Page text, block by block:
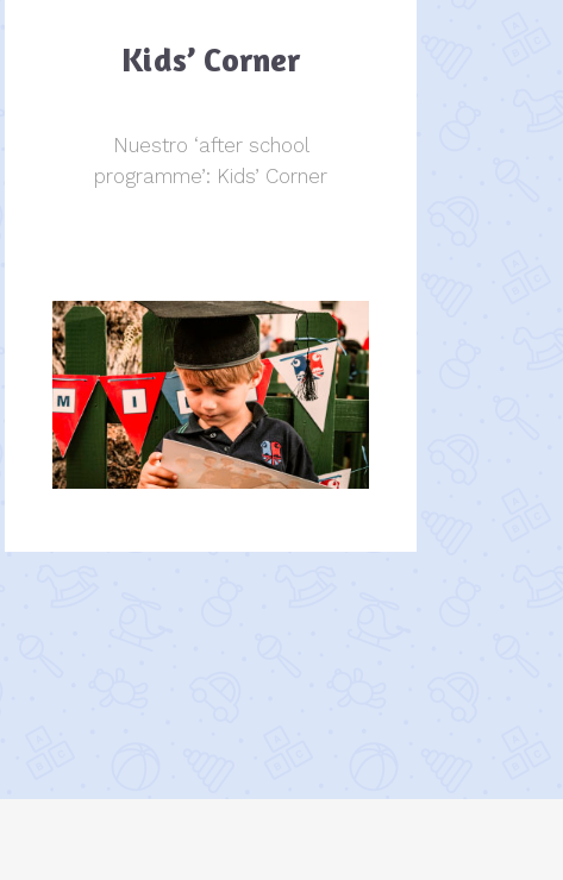
Kids’ Corner
Nuestro ‘after school
programme’: Kids’ Corner